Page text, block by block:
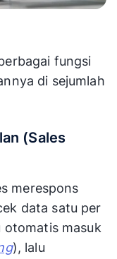
fungsi
di sejumlah
(Sales
merespons
data satu per
masuk
), lalu